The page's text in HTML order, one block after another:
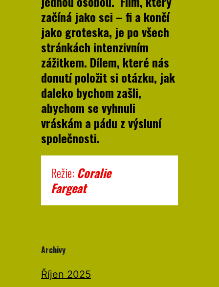
začíná jako sci – fi a končí
jako groteska, je po všech
stránkách intenzivním
zážitkem. Dílem, které nás
donutí položit si otázku, jak
daleko bychom zašli,
abychom se vyhnuli
vráskám a pádu z výsluní
společnosti.
Režie: Coralie
Archivy
Říjen 2025